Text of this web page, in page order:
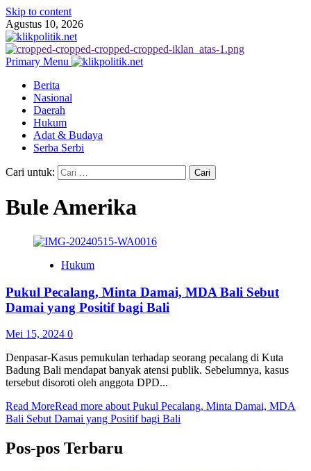
Skip to content
Agustus 10, 2026
Primary Menu
Berita
Nasional
Daerah
Hukum
Adat & Budaya
Serba Serbi
Cari untuk:
Bule Amerika
Hukum
Pukul Pecalang, Minta Damai, MDA Bali Sebut
Damai yang Positif bagi Bali
Mei 15, 2024 0
Denpasar-Kasus pemukulan terhadap seorang pecalang di Kuta
Badung Bali mendapat banyak atensi publik. Sebelumnya, kasus
tersebut disoroti oleh anggota DPD...
Read MoreRead more about Pukul Pecalang, Minta Damai, MDA
Bali Sebut Damai yang Positif bagi Bali
Pos-pos Terbaru